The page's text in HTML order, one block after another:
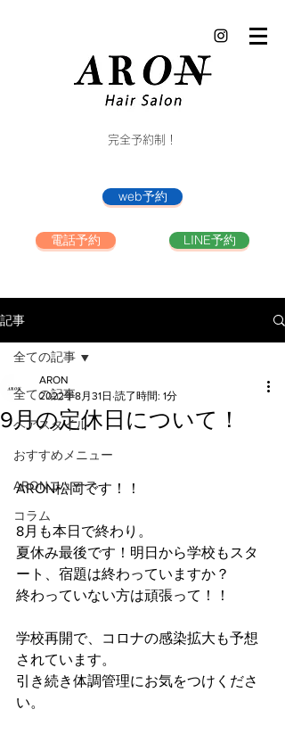
完全予約制！
web予約
電話予約 LINE予約
記事
全ての記事
ヘアスタイル
おすすめメニュー
ARONニュース
コラム
全ての記事
9月の定休日について！
ARON
2022年8月31日 読了時間: 1分
ARON松岡です！！
8月も本日で終わり。
夏休み最後です！明日から学校もスタ
ート、宿題は終わっていますか？
終わっていない方は頑張って！！
学校再開で、コロナの感染拡大も予想
されています。
引き続き体調管理にお気をつけくださ
い。